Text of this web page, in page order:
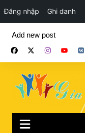
Đăng nhập Ghi danh
phần
Add new post